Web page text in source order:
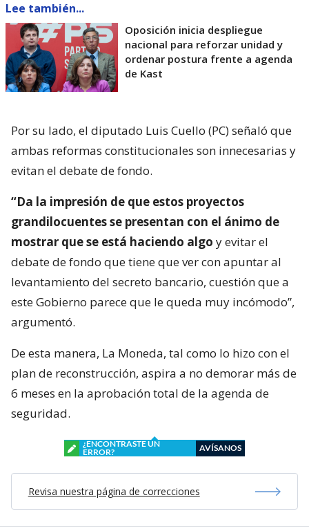
Lee también...
Oposición inicia despliegue
nacional para reforzar unidad y
ordenar postura frente a agenda
de Kast
Por su lado, el diputado Luis Cuello (PC) señaló que
ambas reformas constitucionales son innecesarias y
evitan el debate de fondo.
“Da la impresión de que estos proyectos
grandilocuentes se presentan con el ánimo de
mostrar que se está haciendo algo y evitar el
debate de fondo que tiene que ver con apuntar al
levantamiento del secreto bancario, cuestión que a
este Gobierno parece que le queda muy incómodo”,
argumentó.
De esta manera, La Moneda, tal como lo hizo con el
plan de reconstrucción, aspira a no demorar más de
6 meses en la aprobación total de la agenda de
seguridad.
¿ENCONTRASTE UN
ERROR?
AVÍSANOS
Revisa nuestra página de correcciones